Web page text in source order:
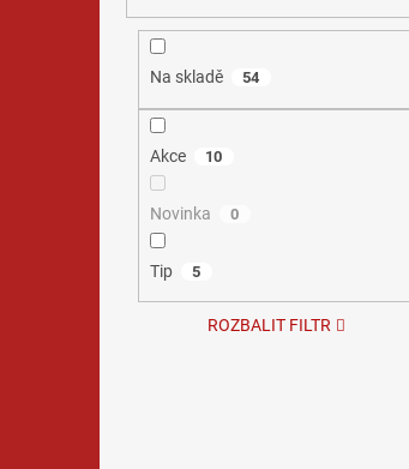
Na skladě 54
Akce 10
Novinka 0
Tip 5
ROZBALIT FILTR